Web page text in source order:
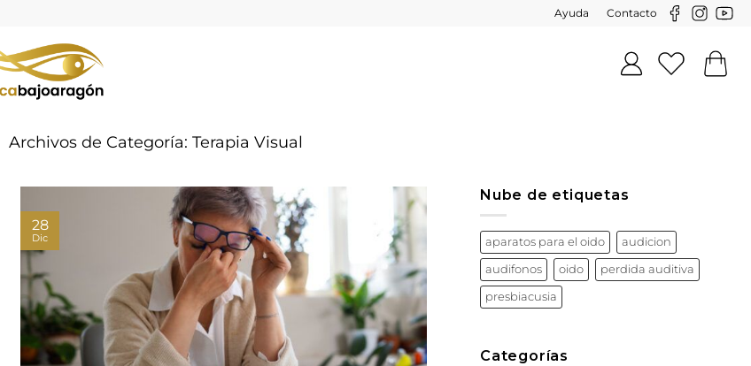
Ayuda Contacto
Archivos de Categoría: Terapia Visual
28
Dic
Nube de etiquetas
aparatos para el oido audicion
audifonos oido perdida auditiva
presbiacusia
Categorías